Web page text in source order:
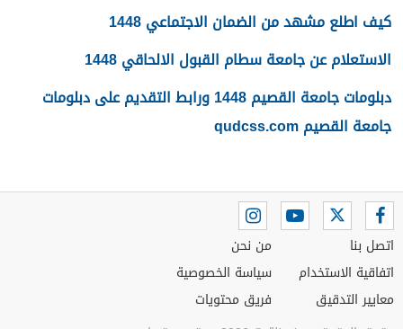
كيف اطلع مشهد من الضمان الاجتماعي 1448
الاستعلام عن جامعة سطام القبول الالحاقي 1448
دبلومات جامعة القصيم 1448 ورابط التقديم على دبلومات
جامعة القصيم qudcss.com
اتصل بنا
اتفاقية الاستخدام
معايير التدقيق
من نحن
سياسة الخصوصية
فريق محتويات